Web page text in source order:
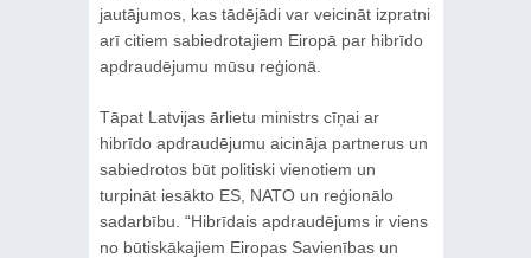
jautājumos, kas tādējādi var veicināt izpratni
arī citiem sabiedrotajiem Eiropā par hibrīdo
apdraudējumu mūsu reģionā.
Tāpat Latvijas ārlietu ministrs cīņai ar
hibrīdo apdraudējumu aicināja partnerus un
sabiedrotos būt politiski vienotiem un
turpināt iesākto ES, NATO un reģionālo
sadarbību. “Hibrīdais apdraudējums ir viens
no būtiskākajiem Eiropas Savienības un